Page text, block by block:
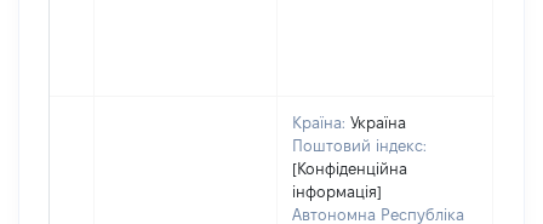
Країна: Україна
Поштовий індекс:
[Конфіденційна
інформація]
Автономна Республіка